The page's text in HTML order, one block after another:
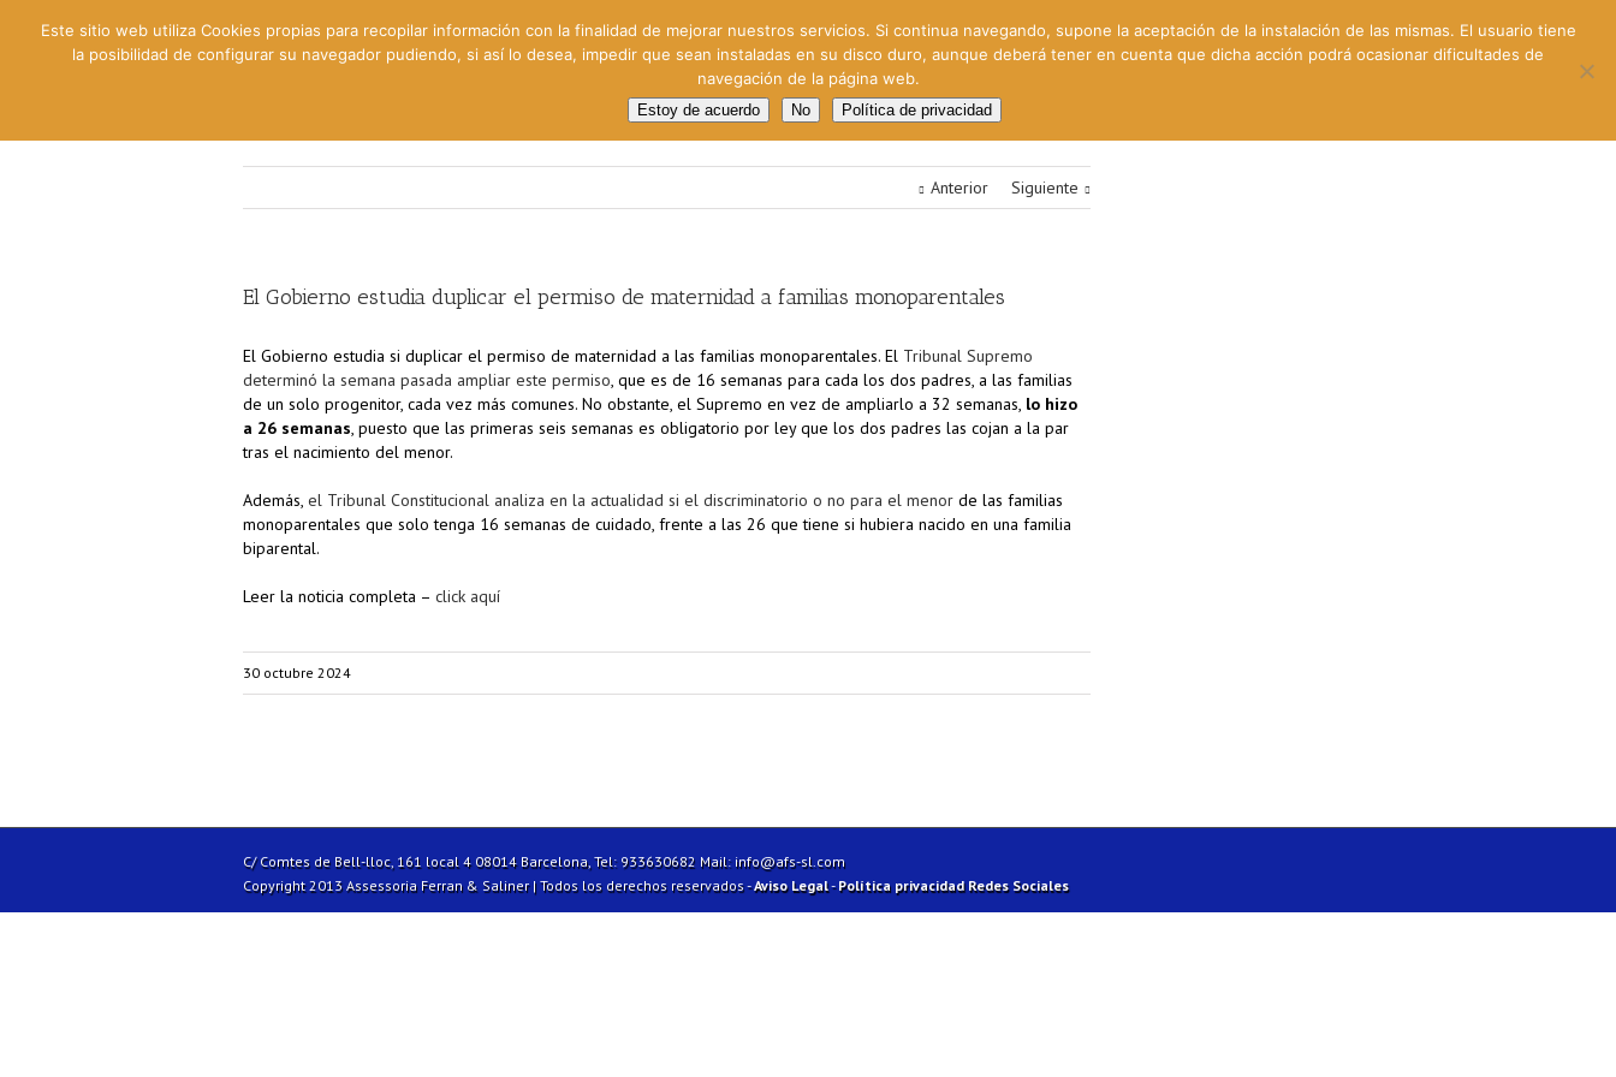
Gestión Cinematográfica Otros servicios
Anterior Siguiente
El Gobierno estudia duplicar el permiso de maternidad a familias monoparentales
El Gobierno estudia si duplicar el permiso de maternidad a las familias monoparentales. El Tribunal Supremo
determinó la semana pasada ampliar este permiso, que es de 16 semanas para cada los dos padres, a las familias
de un solo progenitor, cada vez más comunes. No obstante, el Supremo en vez de ampliarlo a 32 semanas, lo hizo
a 26 semanas, puesto que las primeras seis semanas es obligatorio por ley que los dos padres las cojan a la par
tras el nacimiento del menor.
Además, el Tribunal Constitucional analiza en la actualidad si el discriminatorio o no para el menor de las familias
monoparentales que solo tenga 16 semanas de cuidado, frente a las 26 que tiene si hubiera nacido en una familia
biparental.
Leer la noticia completa – click aquí
30 octubre 2024
C/ Comtes de Bell-lloc, 161 local 4 08014 Barcelona, Tel: 933630682 Mail: info@afs-sl.com
Copyright 2013 Assessoria Ferran & Saliner | Todos los derechos reservados -Aviso Legal-Política privacidad Redes Sociales
Este sitio web utiliza Cookies propias para recopilar información con la finalidad de mejorar nuestros servicios. Si continua navegando, supone la aceptación de la instalación de las mismas. El usuario tiene
la posibilidad de configurar su navegador pudiendo, si así lo desea, impedir que sean instaladas en su disco duro, aunque deberá tener en cuenta que dicha acción podrá ocasionar dificultades de
navegación de la página web.
Estoy de acuerdo No Política de privacidad